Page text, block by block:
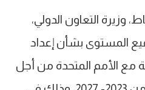
وزيرة التعاون الدولي،
المستوى بشأن إعداد
مع الأمم المتحدة من أجل